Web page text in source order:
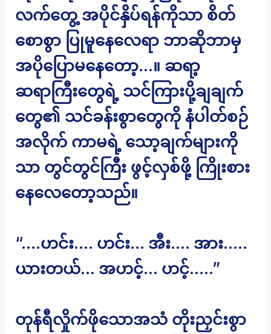
လက်တွေ့ အပိုင်နှိပ်ရန်ကိုသာ စိတ်
စောစွာ ပြုမူနေလေရာ ဘာဆိုဘာမှ
အပိုပြောမနေတော့…။ ဆရာ့
ဆရာကြီးတွေရဲ့ သင်ကြားပို့ချချက်
တွေ၏ သင်ခန်းစွာတွေကို နံပါတ်စဉ်
အလိုက် ကာမရဲ့ သော့ချက်များကို
သာ တွင်တွင်ကြီး ဖွင့်လှစ်ဖို့ ကြိုးစား
နေလေတော့သည်။
“….ဟင်း…. ဟင်း… အီး…. အား…..
ယားတယ်… အဟင့်… ဟင့်…..”
တုန်ရီလှိုက်ဖိုသောအသံ တိုးညှင်းစွာ